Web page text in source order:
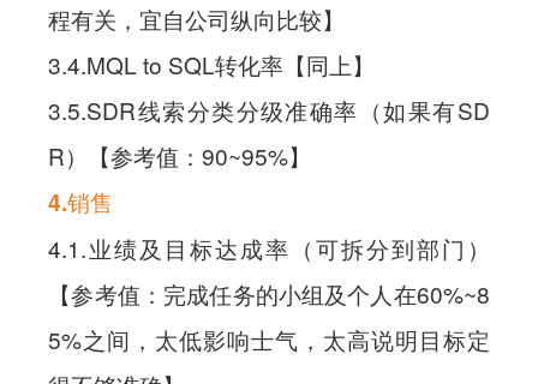
程有关，宜自公司纵向比较】
3.4.MQL to SQL转化率【同上】
3.5.SDR线索分类分级准确率（如果有SD
R）【参考值：90~95%】
4.销售
4.1.业绩及目标达成率（可拆分到部门）
【参考值：完成任务的小组及个人在60%~8
5%之间，太低影响士气，太高说明目标定